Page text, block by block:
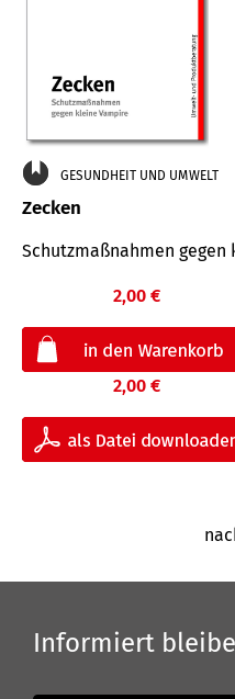
GESUNDHEIT UND UMWELT
Zecken
Schutz­maß­nahmen gegen
2,00 €
2,00 €
Informiert